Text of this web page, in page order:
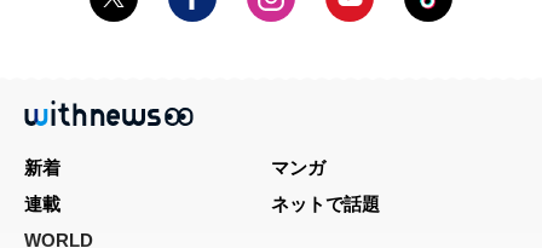
新着
マンガ
連載
ネットで話題
WORLD